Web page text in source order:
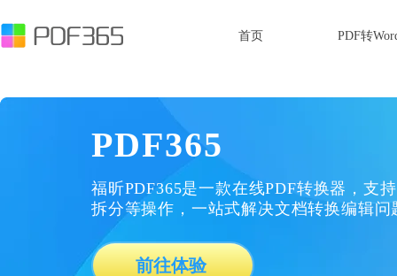
首页 PDF转
PDF365
福昕PDF365是一款在线PDF转换器，支
拆分等操作，一站式解决文档转换编辑问
前往体验